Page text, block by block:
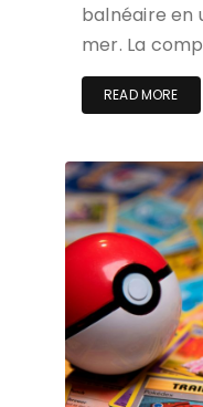
balnéaire en
mer. La
READ MORE